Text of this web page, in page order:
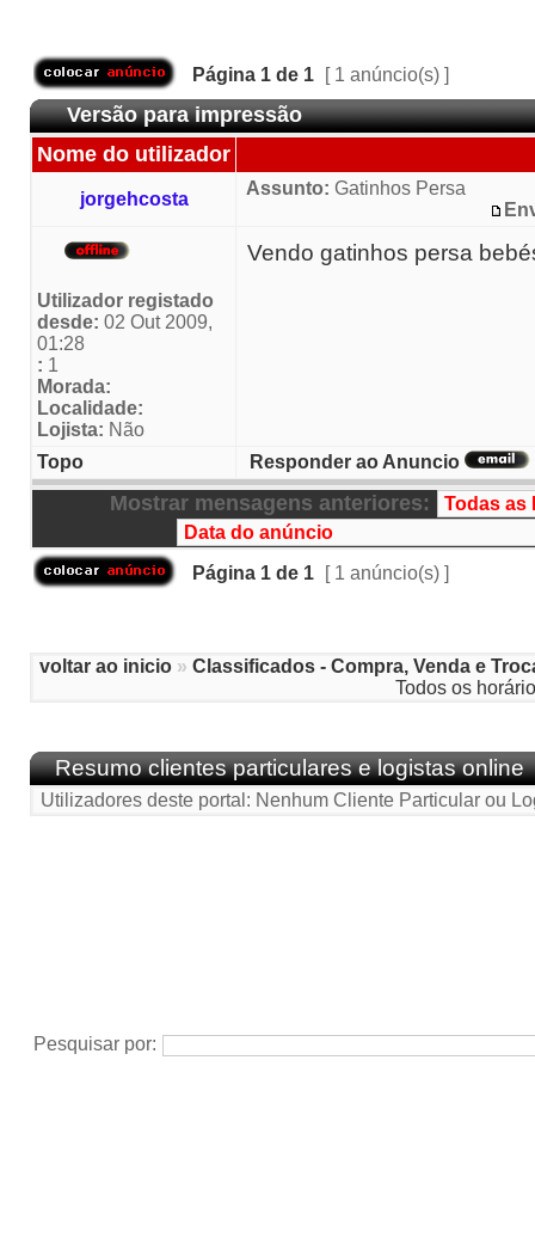
Página 1 de 1 [ 1 anúncio(s) ]
Versão para impressão
Nome do utilizador
jorgehcosta
Assunto: Gatinhos Persa
Utilizador registado
desde: 02 Out 2009,
01:28
: 1
Morada:
Localidade:
Lojista: Não
Vendo gatinhos persa
Topo Responder ao Anuncio
Mostrar mensagens anteriores:
Página 1 de 1 [ 1 anúncio(s) ]
voltar ao inicio » Classificados - Compra, Venda e
Todos os
Resumo clientes particulares e logistas online
Utilizadores deste portal: Nenhum Cliente Particular ou
Pesquisar por: